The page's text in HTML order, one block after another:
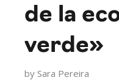
de la
verde»
by Sara Pereira